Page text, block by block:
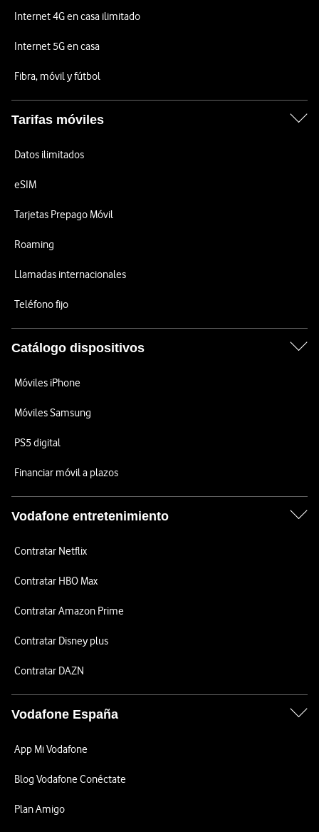
Internet 4G en casa ilimitado
Internet 5G en casa
Fibra, móvil y fútbol
Tarifas móviles
Datos ilimitados
eSIM
Tarjetas Prepago Móvil
Roaming
Llamadas internacionales
Teléfono fijo
Catálogo dispositivos
Móviles iPhone
Móviles Samsung
PS5 digital
Financiar móvil a plazos
Vodafone entretenimiento
Contratar Netflix
Contratar HBO Max
Contratar Amazon Prime
Contratar Disney plus
Contratar DAZN
Vodafone España
App Mi Vodafone
Blog Vodafone Conéctate
Plan Amigo